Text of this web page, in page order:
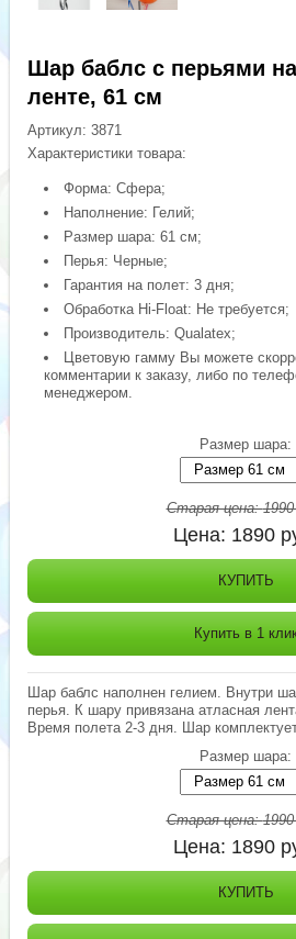
Шар баблс с перьями
ленте, 61 см
Артикул:3871
Характеристики товара:
Форма: Сфера;
Наполнение: Гелий;
Размер шара: 61 см;
Перья: Черные;
Гарантия на полет: 3 дня;
Обработка Hi-Float: Не требуется;
Производитель: Qualatex;
Цветовую гамму Вы можете
комментарии к заказу, либо по
менеджером.
Размер шара:
Старая цена:1990
Цена: 1890
КУПИТЬ
Купить в 1
Шар баблс наполнен гелием. Внутри
перья. К шару привязана атласная
Время полета 2-3 дня. Шар
Размер шара:
Старая цена:1990
Цена: 1890
КУПИТЬ